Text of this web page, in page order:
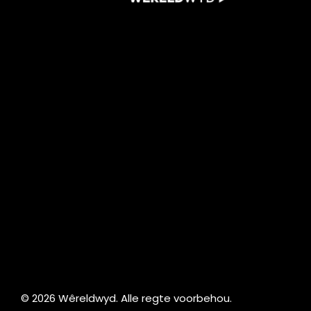
© 2026 Wêreldwyd. Alle regte voorbehou.